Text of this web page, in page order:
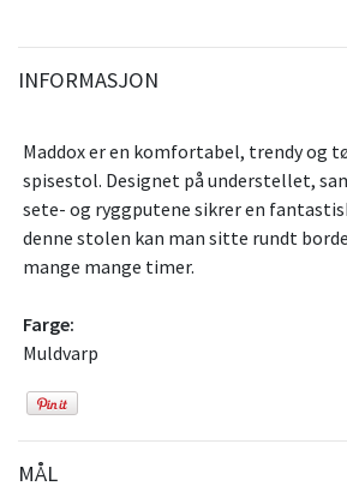
INFORMASJON
Maddox er en komfortabel, trendy og
spisestol. Designet på understellet,
sete- og ryggputene sikrer en
denne stolen kan man sitte rundt
mange mange timer.
Farge:
Muldvarp
MÅL